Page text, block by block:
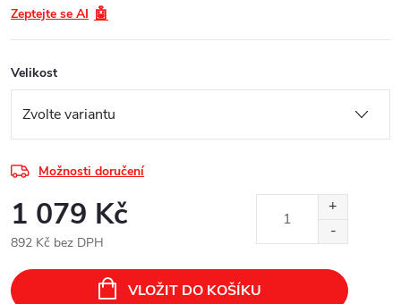
Zeptejte se AI 🤖
Velikost
Možnosti doručení
1 079 Kč
892 Kč bez DPH
cena:
VLOŽIT DO KOŠÍKU